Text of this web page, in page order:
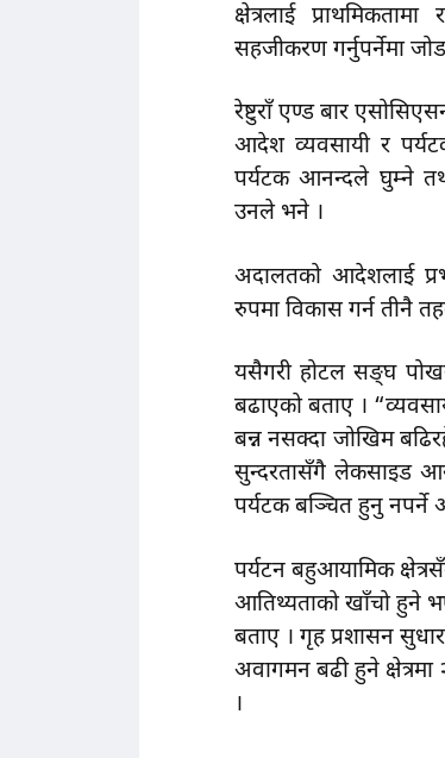
क्षेत्रलाई
सहजीकरण गर्नुपर्नेमा
रेष्टुराँ एण्ड बार
आदेश व्यवसायी र
पर्यटक आनन्दले घुम्ने
उनले भने ।
अदालतको आदेशलाई
रुपमा विकास गर्न तीनै
यसैगरी होटल सङ्घ
बढाएको बताए ।
बन्न नसक्दा जोखिम
सुन्दरतासँगै लेकसाइड
पर्यटक बञ्चित हुनु नपर्ने
पर्यटन बहुआयामिक
आतिथ्यताको खाँचो हुने
बताए । गृह प्रशासन
अवागमन बढी हुने
।